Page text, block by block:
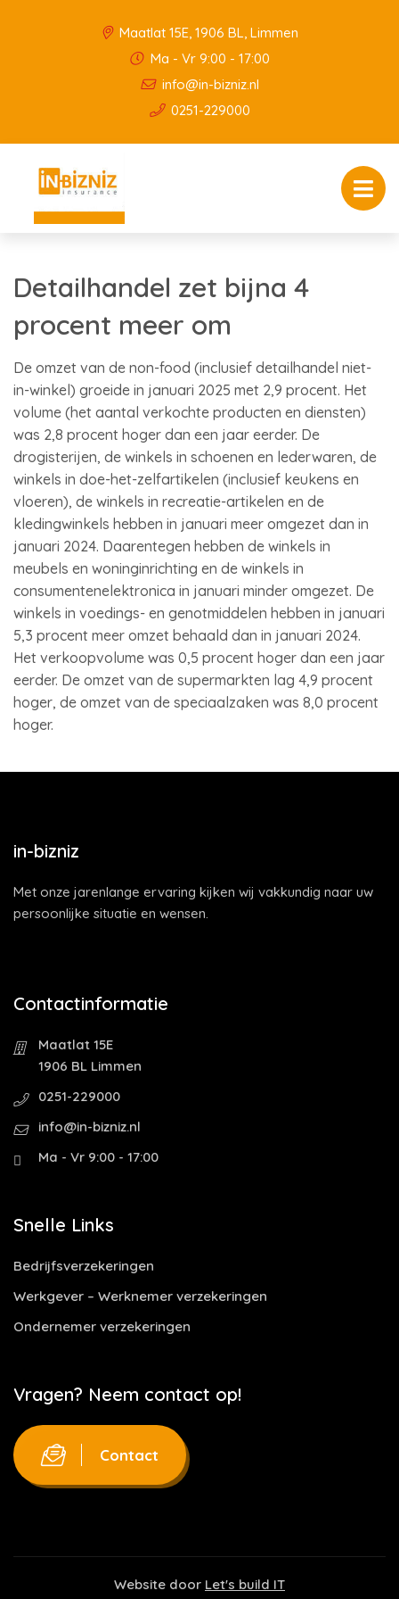
Maatlat 15E, 1906 BL, Limmen
Ma - Vr 9:00 - 17:00
info@in-bizniz.nl
0251-229000
Detailhandel zet bijna 4
procent meer om
De omzet van de non-food (inclusief detailhandel niet-
in-winkel) groeide in januari 2025 met 2,9 procent. Het
volume (het aantal verkochte producten en diensten)
was 2,8 procent hoger dan een jaar eerder. De
drogisterijen, de winkels in schoenen en lederwaren, de
winkels in doe-het-zelfartikelen (inclusief keukens en
vloeren), de winkels in recreatie-artikelen en de
kledingwinkels hebben in januari meer omgezet dan in
januari 2024. Daarentegen hebben de winkels in
meubels en woninginrichting en de winkels in
consumentenelektronica in januari minder omgezet. De
winkels in voedings- en genotmiddelen hebben in januari
5,3 procent meer omzet behaald dan in januari 2024.
Het verkoopvolume was 0,5 procent hoger dan een jaar
eerder. De omzet van de supermarkten lag 4,9 procent
hoger, de omzet van de speciaalzaken was 8,0 procent
hoger.
in-bizniz
Met onze jarenlange ervaring kijken wij vakkundig naar uw
persoonlijke situatie en wensen.
Contactinformatie
Maatlat 15E
1906 BL Limmen
0251-229000
info@in-bizniz.nl
Ma - Vr 9:00 - 17:00
Snelle Links
Bedrijfsverzekeringen
Werkgever – Werknemer verzekeringen
Ondernemer verzekeringen
Vragen? Neem contact op!
Contact
Website door Let's build IT